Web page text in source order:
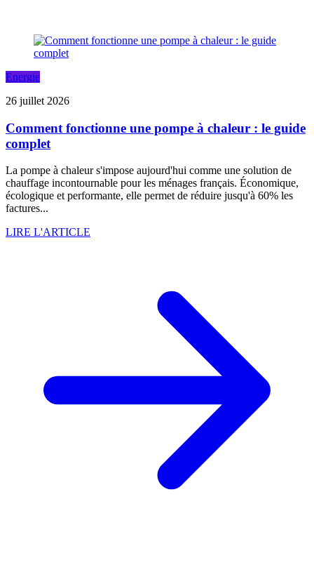
Energie
26 juillet 2026
Comment fonctionne une pompe à chaleur : le guide
complet
La pompe à chaleur s'impose aujourd'hui comme une solution de
chauffage incontournable pour les ménages français. Économique,
écologique et performante, elle permet de réduire jusqu'à 60% les
factures...
LIRE L'ARTICLE